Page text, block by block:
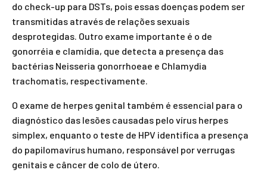
do check-up para DSTs, pois essas doenças podem ser
transmitidas através de relações sexuais
desprotegidas. Outro exame importante é o de
gonorréia e clamídia, que detecta a presença das
bactérias Neisseria gonorrhoeae e Chlamydia
trachomatis, respectivamente.
O exame de herpes genital também é essencial para o
diagnóstico das lesões causadas pelo vírus herpes
simplex, enquanto o teste de HPV identifica a presença
do papilomavírus humano, responsável por verrugas
genitais e câncer de colo de útero.